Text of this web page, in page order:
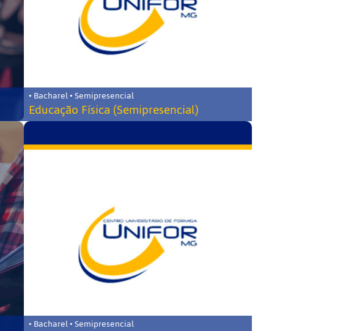
• Bacharel • Semipresencial
Educação Física (Semipresencial)
• Bacharel • Semipresencial